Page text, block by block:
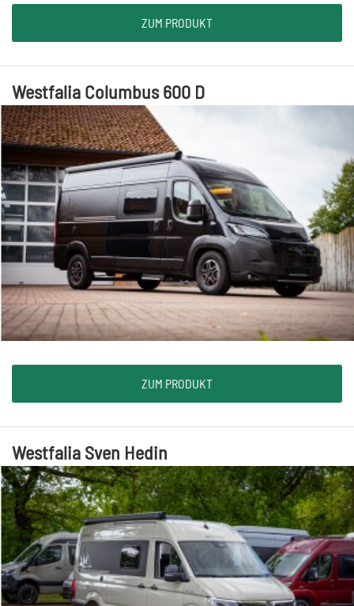
ZUM PRODUKT
Westfalia Columbus 600 D
ZUM PRODUKT
Westfalia Sven Hedin